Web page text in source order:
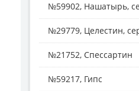
№59902, Нашатырь,
№29779, Целестин,
№21752, Спессартин
№59217, Гипс